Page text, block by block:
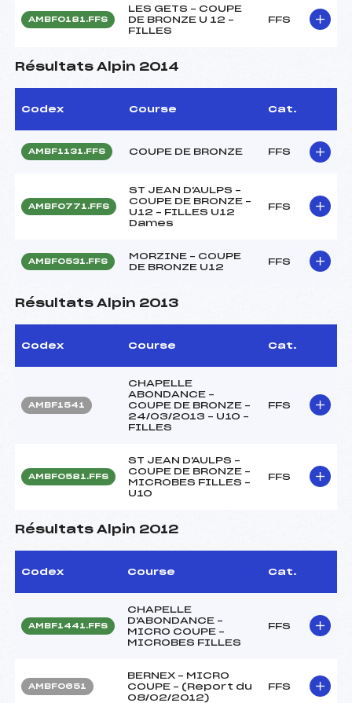
AMBF0181.FFS
LES GETS – COUPE
DE BRONZE U 12 –
FILLES
FFS
Résultats Alpin 2014
Codex Course Cat.
AMBF1131.FFS COUPE DE BRONZE FFS
AMBF0771.FFS
ST JEAN D'AULPS –
COUPE DE BRONZE –
U12 – FILLES U12
Dames
FFS
AMBF0531.FFS
MORZINE – COUPE
DE BRONZE U12
FFS
Résultats Alpin 2013
Codex Course Cat.
AMBF1541
CHAPELLE
ABONDANCE –
COUPE DE BRONZE –
24/03/2013 – U10 –
FILLES
FFS
AMBF0581.FFS
ST JEAN D'AULPS –
COUPE DE BRONZE –
MICROBES FILLES –
U10
FFS
Résultats Alpin 2012
Codex Course Cat.
AMBF1441.FFS
CHAPELLE
D'ABONDANCE –
MICRO COUPE –
MICROBES FILLES
FFS
AMBF0651
BERNEX – MICRO
COUPE – (Report du
08/02/2012)
FFS